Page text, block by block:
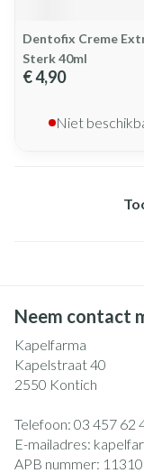
Dentofix Creme
Sterk 40ml
€ 4,90
Niet
Neem contact
Kapelfarma
Kapelstraat 40
2550 Kontich
Telefoon: 03 457 62
E-mailadres:
APB nummer: